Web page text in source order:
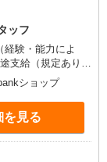
ッフ
経験・能力によ
支給（規定あり）
゜+゜ 入社祝い金
゜+゜・。
ショップ
を見る